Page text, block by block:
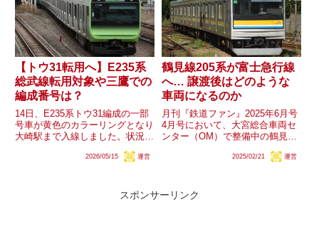
【トウ31転用へ】E235系
総武線転用対象や三鷹での
編成番号は？
14日、E235系トウ31編成の一部
号車が黄色のカラーリングとなり
大崎駅まで入線しました。状況か
線への転用が見込まれます。
されていますが、その対象編...
2026/05/15 運営
鶴見線205系が富士急行線
へ… 譲渡後はどのような
車両になるのか
月刊『鉄道ファン』2025年6月号
4月号において、大宮総合車両セ
ンター（OM）で整備中の鶴見線
ナハT17編成は富士山麓電気鉄道
系の譲渡その...
2025/02/21 運営
スポンサーリンク